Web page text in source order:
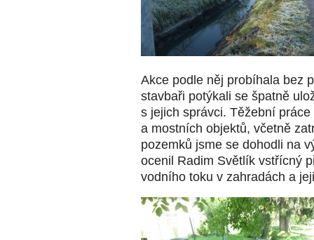
Akce podle něj probíhala bez
stavbaři potýkali se špatně
s jejich správci. Těžební
a mostních objektů, včetně
pozemků jsme se dohodli na
ocenil Radim Světlík vstřícný
vodního toku v zahradách a